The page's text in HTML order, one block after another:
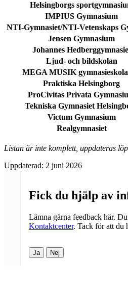
Helsingborgs
IMPIUS Gymnasium
NTI-Gymnasiet/NTI-Vetenskaps
Jensen Gymnasium
Johannes
Ljud- och bildskolan
MEGA MUSIK
Praktiska Helsingborg
ProCivitas Privata
Tekniska Gymnasiet
Victum Gymnasium
Realgymnasiet
Listan är inte komplett, uppdateras
Uppdaterad: 2 juni 2026
Fick du hjälp av
Lämna gärna feedback här.
Kontaktcenter. Tack för att du
Ja Nej